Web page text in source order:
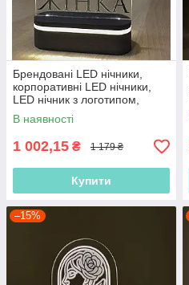
Брендовані LED нічники,
корпоративні LED нічники,
LED нічник з логотипом,
нічник з акумулятором
В наявності
1 002,15 ₴ 1 179 ₴
Купити
–15%